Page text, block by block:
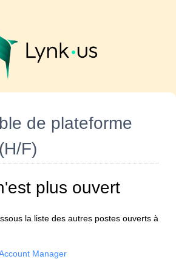
de plateforme
F)
plus ouvert
la liste des autres postes ouverts à
Manager